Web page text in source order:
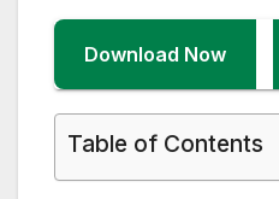
Download Now
Table of Contents